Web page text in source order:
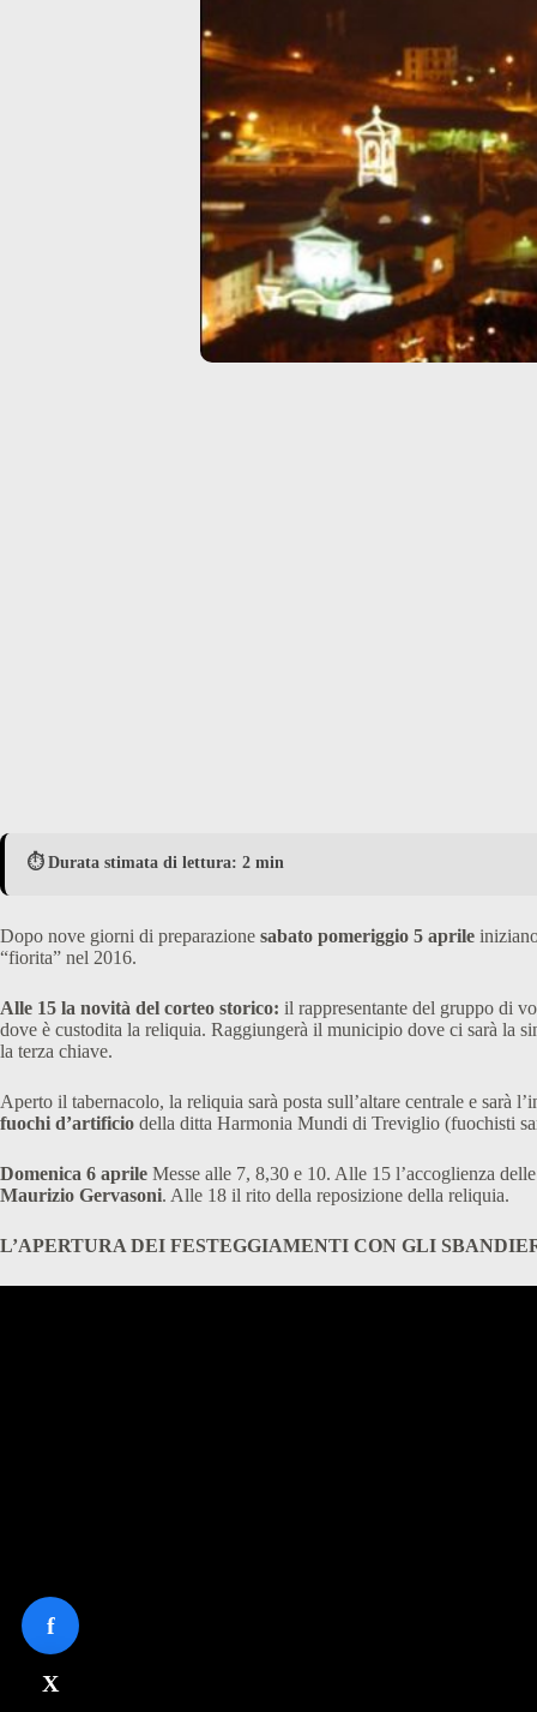
⏱️ Durata stimata di lettura: 2 min
Dopo nove giorni di preparazione sabato pomeriggio 5 aprile
“fiorita” nel 2016.
Alle 15 la novità del corteo storico: il rappresentante del gruppo di
dove è custodita la reliquia. Raggiungerà il municipio dove ci sarà la
la terza chiave.
Aperto il tabernacolo, la reliquia sarà posta sull’altare centrale e sarà
fuochi d’artificio della ditta Harmonia Mundi di Treviglio (fuochisti
Domenica 6 aprile Messe alle 7, 8,30 e 10. Alle 15 l’accoglienza
Maurizio Gervasoni. Alle 18 il rito della reposizione della reliquia.
L’APERTURA DEI FESTEGGIAMENTI CON GLI
f
X